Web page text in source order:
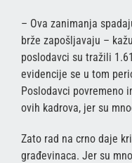
– Ova zanimanja
brže zapošljavaju –
poslodavci su tražili
evidencije se u tom
Poslodavci povremeno
ovih kadrova, jer su
Zato rad na crno daje
građevinaca. Jer su